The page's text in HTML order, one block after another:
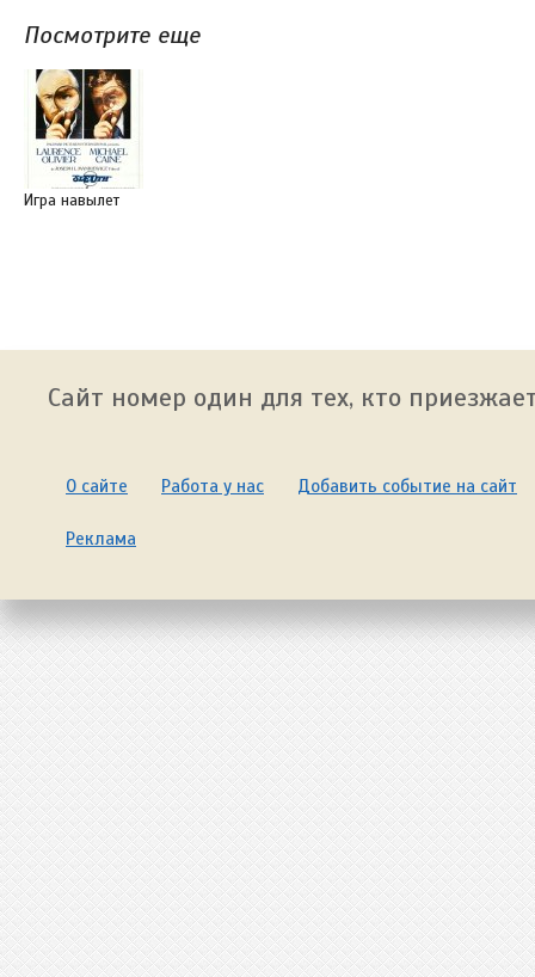
Посмотрите еще
Игра навылет
Сайт номер один для тех, кто
О сайте Работа у нас Добавить событие на сайт
Реклама